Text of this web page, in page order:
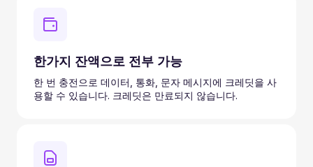
한가지 잔액으로 전부 가능
한 번 충전으로 데이터, 통화, 문자 메시지에 크레딧을 사
용할 수 있습니다. 크레딧은 만료되지 않습니다.